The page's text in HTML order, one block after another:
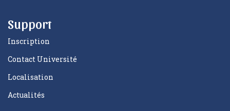
Support
Inscription
Contact Université
Localisation
Actualités